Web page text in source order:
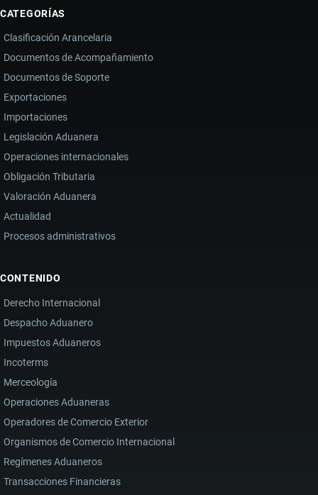
CATEGORÍAS
Clasificación Arancelaria
Documentos de Acompañamiento
Documentos de Soporte
Exportaciones
Importaciones
Legislación Aduanera
Operaciones internacionales
Obligación Tributaria
Valoración Aduanera
Actualidad
Procesos administrativos
CONTENIDO
Derecho Internacional
Despacho Aduanero
Impuestos Aduaneros
Incoterms
Merceología
Operaciones Aduaneras
Operadores de Comercio Exterior
Organismos de Comercio Internacional
Regímenes Aduaneros
Transacciones Financieras